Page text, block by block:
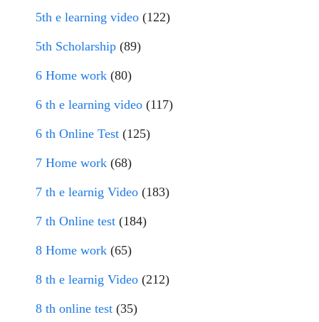
5th e learning video (122)
5th Scholarship (89)
6 Home work (80)
6 th e learning video (117)
6 th Online Test (125)
7 Home work (68)
7 th e learnig Video (183)
7 th Online test (184)
8 Home work (65)
8 th e learnig Video (212)
8 th online test (35)